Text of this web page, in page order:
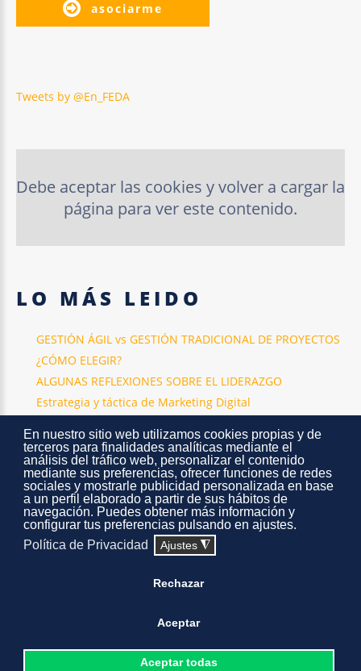
En nuestro sitio web utilizamos cookies propias y de
terceros para finalidades analíticas mediante el
análisis del tráfico web, personalizar el contenido
mediante sus preferencias, ofrecer funciones de redes
sociales y mostrarle publicidad personalizada en base
a un perfil elaborado a partir de sus hábitos de
navegación. Puedes obtener más información y
configurar tus preferencias pulsando en ajustes.
Política de Privacidad
Ajustes ◮
Rechazar
Aceptar
Aceptar todas
asociarme
Tweets by @En_FEDA
Debe aceptar las cookies y volver a cargar la
página para ver este contenido.
LO MÁS LEIDO
GESTIÓN ÁGIL vs GESTIÓN TRADICIONAL DE PROYECTOS
¿CÓMO ELEGIR?
ALGUNAS REFLEXIONES SOBRE EL LIDERAZGO
Estrategia y táctica de Marketing Digital
Cambiando para cambiar